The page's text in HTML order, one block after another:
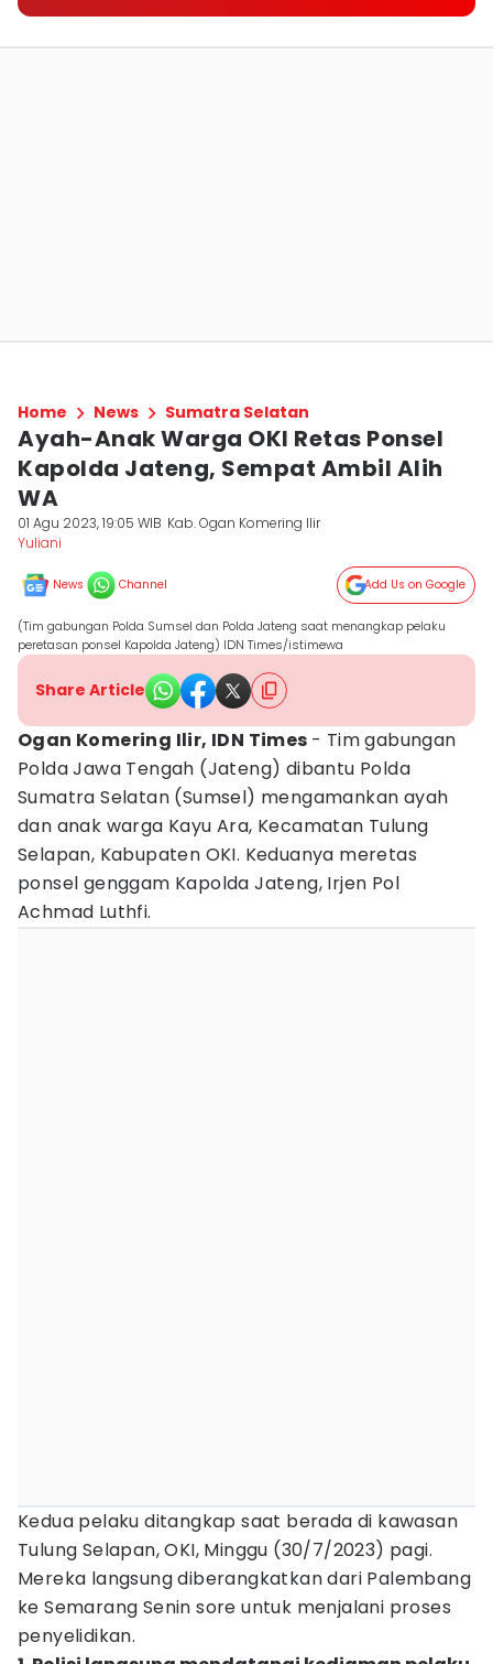
Home News Sumatra Selatan
Ayah-Anak Warga OKI Retas Ponsel
Kapolda Jateng, Sempat Ambil Alih
WA
01 Agu 2023, 19:05 WIB Kab. Ogan Komering Ilir
Yuliani
News Channel Add Us on Google
(Tim gabungan Polda Sumsel dan Polda Jateng saat menangkap pelaku
peretasan ponsel Kapolda Jateng) IDN Times/istimewa
Share Article
Ogan Komering Ilir, IDN Times - Tim gabungan
Polda Jawa Tengah (Jateng) dibantu Polda
Sumatra Selatan (Sumsel) mengamankan ayah
dan anak warga Kayu Ara, Kecamatan Tulung
Selapan, Kabupaten OKI. Keduanya meretas
ponsel genggam Kapolda Jateng, Irjen Pol
Achmad Luthfi.
Kedua pelaku ditangkap saat berada di kawasan
Tulung Selapan, OKI, Minggu (30/7/2023) pagi.
Mereka langsung diberangkatkan dari Palembang
ke Semarang Senin sore untuk menjalani proses
penyelidikan.